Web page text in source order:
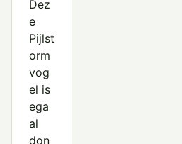
Dez
e
Pijlst
orm
vog
el is
ega
al
don